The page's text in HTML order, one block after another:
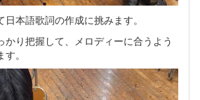
本語歌詞の作成に挑みます。
かり把握して、メロディーに合うよう
ます。